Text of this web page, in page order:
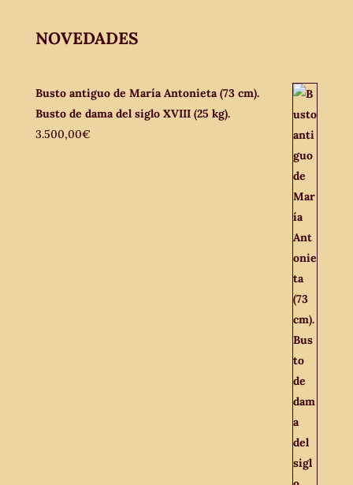
NOVEDADES
Busto antiguo de María Antonieta (73 cm).
Busto de dama del siglo XVIII (25 kg).
3.500,00€